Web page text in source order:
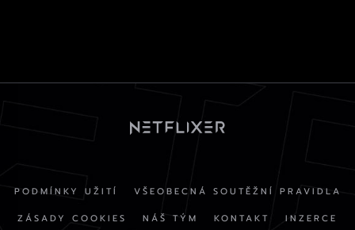
PODMÍNKY UŽITÍ
VŠEOBECNÁ SOUTĚŽNÍ PRAVIDLA
ZÁSADY COOKIES
NÁŠ TÝM KONTAKT INZERCE